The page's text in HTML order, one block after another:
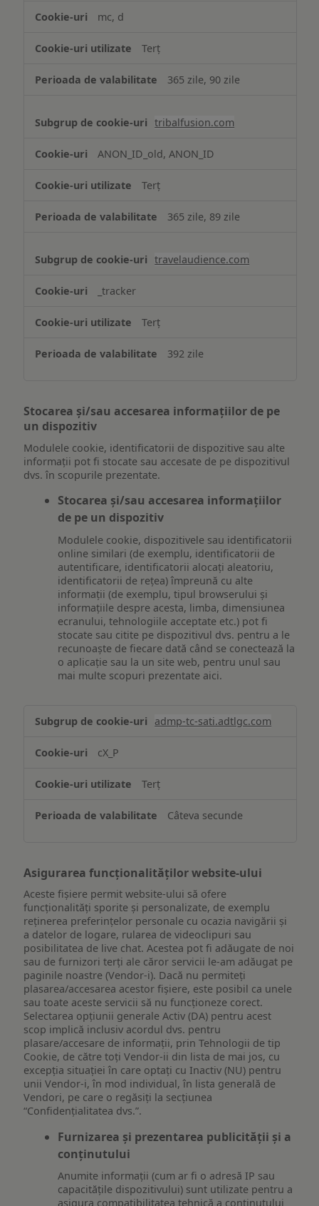
mc, d
Terț
365 zile, 90 zile
tribalfusion.com
ANON_ID_old, ANON_ID
Terț
365 zile, 89 zile
travelaudience.com
_tracker
Terț
392 zile
Stocarea și/sau accesarea informațiilor de pe
un dispozitiv
Modulele cookie, identificatorii de dispozitive sau alte
informații pot fi stocate sau accesate de pe dispozitivul
dvs. în scopurile prezentate.
Stocarea și/sau accesarea informațiilor
de pe un dispozitiv
Modulele cookie, dispozitivele sau identificatorii
online similari (de exemplu, identificatorii de
autentificare, identificatorii alocați aleatoriu,
identificatorii de rețea) împreună cu alte
informații (de exemplu, tipul browserului și
informațiile despre acesta, limba, dimensiunea
ecranului, tehnologiile acceptate etc.) pot fi
stocate sau citite pe dispozitivul dvs. pentru a le
recunoaște de fiecare dată când se conectează la
o aplicație sau la un site web, pentru unul sau
mai multe scopuri prezentate aici.
și/sau
informațiilor
pe
dispozitiv
admp-tc-sati.adtlgc.com
cX_P
Terț
Câteva secunde
Asigurarea funcționalităților website-ului
Aceste fișiere permit website-ului să ofere
funcționalități sporite și personalizate, de exemplu
reţinerea preferinţelor personale cu ocazia navigării și
a datelor de logare, rularea de videoclipuri sau
posibilitatea de live chat. Acestea pot fi adăugate de noi
sau de furnizori terți ale căror servicii le-am adăugat pe
paginile noastre (Vendor-i). Dacă nu permiteți
plasarea/accesarea acestor fișiere, este posibil ca unele
sau toate aceste servicii să nu funcționeze corect.
Selectarea opțiunii generale Activ (DA) pentru acest
scop implică inclusiv acordul dvs. pentru
plasare/accesare de informații, prin Tehnologii de tip
Cookie, de către toți Vendor-ii din lista de mai jos, cu
excepția situației în care optați cu Inactiv (NU) pentru
unii Vendor-i, în mod individual, în lista generală de
Vendori, pe care o regăsiți la secțiunea
“Confidențialitatea dvs.”.
Furnizarea și prezentarea publicității și a
conținutului
Anumite informații (cum ar fi o adresă IP sau
capacitățile dispozitivului) sunt utilizate pentru a
asigura compatibilitatea tehnică a conținutului